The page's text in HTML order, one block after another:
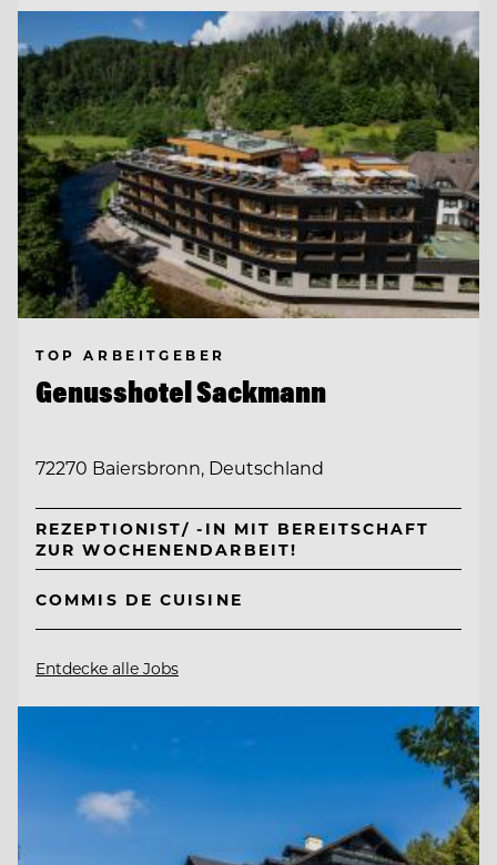
TOP ARBEITGEBER
Genusshotel Sackmann
72270 Baiersbronn, Deutschland
REZEPTIONIST/ -IN MIT BEREITSCHAFT
ZUR WOCHENENDARBEIT!
COMMIS DE CUISINE
Entdecke alle Jobs